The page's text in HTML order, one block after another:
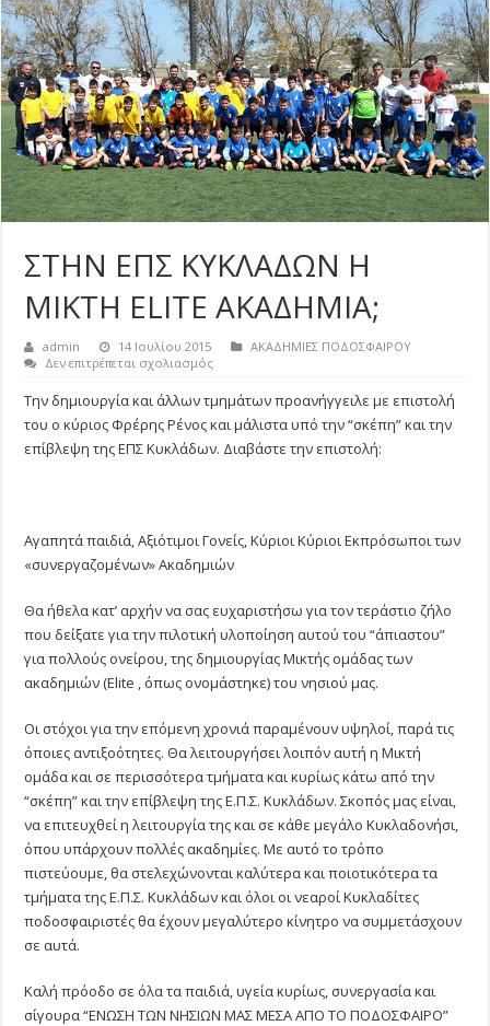
ΣΤΗΝ ΕΠΣ ΚΥΚΛΑΔΩΝ Η
ΜΙΚΤΗ ELITE ΑΚΑΔΗΜΙΑ;
admin 14 Ιουλίου 2015
ΑΚΑΔΗΜΙΕΣ ΠΟΔΟΣΦΑΙΡΟΥ
Δεν επιτρέπεται σχολιασμόςστο
ΚΥΚΛΑΔΩΝ
Η
ΜΙΚΤΗ
Την δημιουργία και άλλων τμημάτων προανήγγειλε με επιστολή
του ο κύριος Φρέρης Ρένος και μάλιστα υπό την “σκέπη” και την
επίβλεψη της ΕΠΣ Κυκλάδων. Διαβάστε την επιστολή:
Αγαπητά παιδιά, Αξιότιμοι Γονείς, Κύριοι Κύριοι Εκπρόσωποι των
«συνεργαζομένων» Ακαδημιών
Θα ήθελα κατ’ αρχήν να σας ευχαριστήσω για τον τεράστιο ζήλο
που δείξατε για την πιλοτική υλοποίηση αυτού του “άπιαστου”
για πολλούς ονείρου, της δημιουργίας Μικτής ομάδας των
ακαδημιών (Elite , όπως ονομάστηκε) του νησιού μας.
Οι στόχοι για την επόμενη χρονιά παραμένουν υψηλοί, παρά τις
όποιες αντιξοότητες. Θα λειτουργήσει λοιπόν αυτή η Μικτή
ομάδα και σε περισσότερα τμήματα και κυρίως κάτω από την
“σκέπη” και την επίβλεψη της Ε.Π.Σ. Κυκλάδων. Σκοπός μας είναι,
να επιτευχθεί η λειτουργία της και σε κάθε μεγάλο Κυκλαδονήσι,
όπου υπάρχουν πολλές ακαδημίες. Με αυτό το τρόπο
πιστεύουμε, θα στελεχώνονται καλύτερα και ποιοτικότερα τα
τμήματα της Ε.Π.Σ. Κυκλάδων και όλοι οι νεαροί Κυκλαδίτες
ποδοσφαιριστές θα έχουν μεγαλύτερο κίνητρο να συμμετάσχουν
σε αυτά.
Καλή πρόοδο σε όλα τα παιδιά, υγεία κυρίως, συνεργασία και
σίγουρα “ΕΝΩΣΗ ΤΩΝ ΝΗΣΙΩΝ ΜΑΣ ΜΕΣΑ ΑΠΟ ΤΟ ΠΟΔΟΣΦΑΙΡΟ”